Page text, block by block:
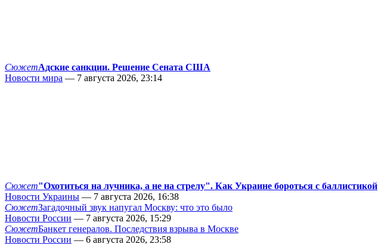
СюжетАдские санкции. Решение Сената США
Новости мира — 7 августа 2026, 23:14
Сюжет"Охотиться на лучника, а не на стрелу". Как Украине бороться с баллистикой
Новости Украины — 7 августа 2026, 16:38
СюжетЗагадочный звук напугал Москву: что это было
Новости России — 7 августа 2026, 15:29
СюжетБанкет генералов. Последствия взрыва в Москве
Новости России — 6 августа 2026, 23:58